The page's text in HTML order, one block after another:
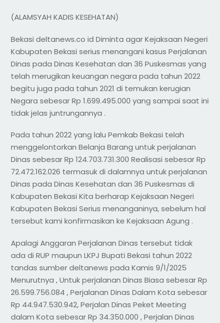
(ALAMSYAH KADIS KESEHATAN)
Bekasi deltanews.co id Diminta agar Kejaksaan Negeri
Kabupaten Bekasi serius menangani kasus Perjalanan
Dinas pada Dinas Kesehatan dan 36 Puskesmas yang
telah merugikan keuangan negara pada tahun 2022
begitu juga pada tahun 2021 di temukan kerugian
Negara sebesar Rp 1.699.495.000 yang sampai saat ini
tidak jelas juntrungannya .
Pada tahun 2022 yang lalu Pemkab Bekasi telah
menggelontorkan Belanja Barang untuk perjalanan
Dinas sebesar Rp 124.703.731.300 Realisasi sebesar Rp
72.472.162.026 termasuk di dalamnya untuk perjalanan
Dinas pada Dinas Kesehatan dan 36 Puskesmas di
Kabupaten Bekasi Kita berharap Kejaksaan Negeri
Kabupaten Bekasi Serius menanganinya, sebelum hal
tersebut kami konfirmasikan ke Kejaksaan Agung .
Apalagi Anggaran Perjalanan Dinas tersebut tidak
ada di RUP maupun LKPJ Bupati Bekasi tahun 2022
tandas sumber deltanews pada Kamis 9/1/2025
Menurutnya , Untuk perjalanan Dinas Biasa sebesar Rp
26.599.756.084 , Perjalanan Dinas Dalam Kota sebesar
Rp 44.947.530.942, Perjalan Dinas Peket Meeting
dalam Kota sebesar Rp 34.350.000 , Perjalan Dinas